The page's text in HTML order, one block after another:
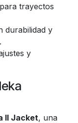
trayectos
durabilidad y
y
II Jacket, una